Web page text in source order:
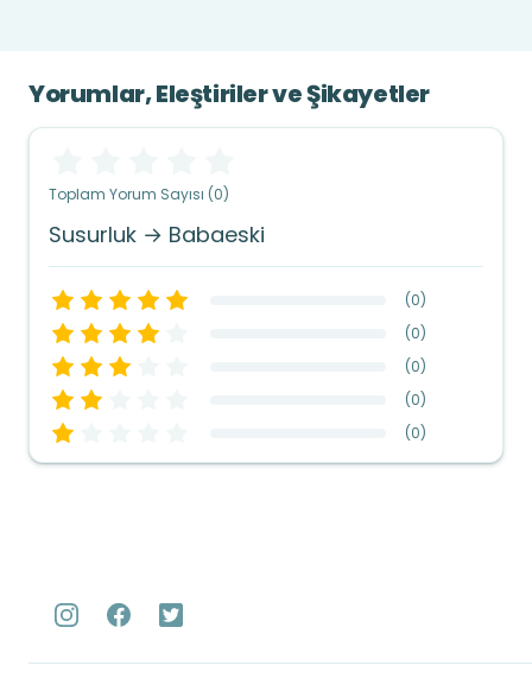
Yorumlar, Eleştiriler ve Şikayetler
Toplam Yorum Sayısı (0)
Susurluk → Babaeski
(0)
(0)
(0)
(0)
(0)